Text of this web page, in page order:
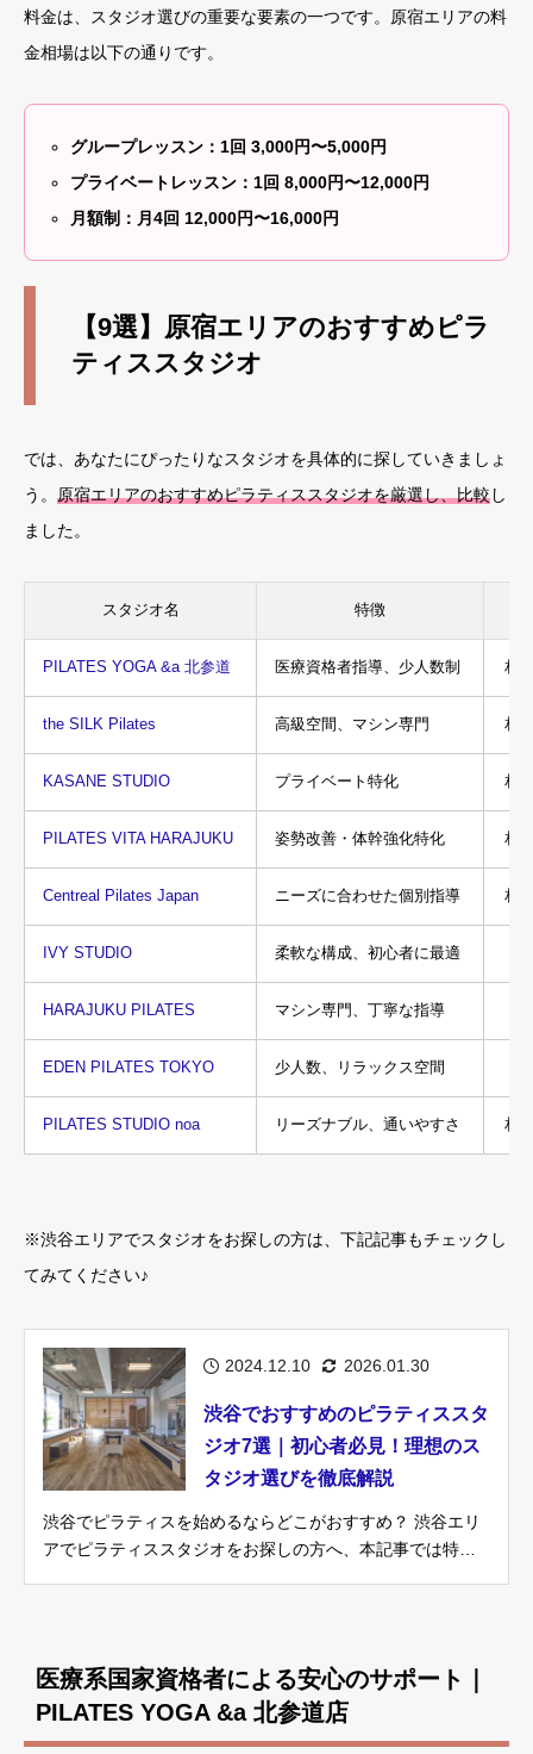
料金は、スタジオ選びの重要な要素の一つです。原宿エリアの料
金相場は以下の通りです。
グループレッスン：1回 3,000円〜5,000円
プライベートレッスン：1回 8,000円〜12,000円
月額制：月4回 12,000円〜16,000円
【9選】原宿エリアのおすすめピラ
ティススタジオ
では、あなたにぴったりなスタジオを具体的に探していきましょ
う。 原宿エリアのおすすめピラティススタジオを厳選し、比較し
ました。
スタジオ名 特徴
PILATES YOGA &a 北参道 医療資格者指導、少人数制 相
the SILK Pilates 高級空間、マシン専門 相
KASANE STUDIO プライベート特化 相
PILATES VITA HARAJUKU 姿勢改善・体幹強化特化 相
Centreal Pilates Japan ニーズに合わせた個別指導 相
IVY STUDIO 柔軟な構成、初心者に最適
HARAJUKU PILATES マシン専門、丁寧な指導
EDEN PILATES TOKYO 少人数、リラックス空間
PILATES STUDIO noa リーズナブル、通いやすさ 相
※渋谷エリアでスタジオをお探しの方は、下記記事もチェックし
てみてください♪
2024.12.10 2026.01.30
渋谷でおすすめのピラティススタ
ジオ7選｜初心者必見！理想のス
タジオ選びを徹底解説
渋谷でピラティスを始めるならどこがおすすめ？ 渋谷エリ
アでピラティススタジオをお探しの方へ、本記事では特に
医療系国家資格者による安心のサポート｜
PILATES YOGA &a 北参道店